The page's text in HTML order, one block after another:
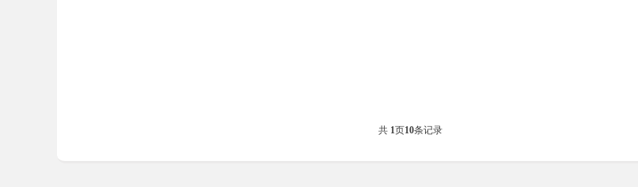
共 1页10条记录